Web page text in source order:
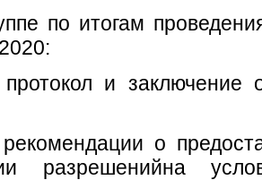
по итогам
протокол и заключение
рекомендации о
разрешенийна